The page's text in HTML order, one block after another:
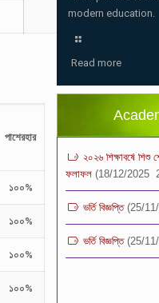
পাশেরহার
১০০%
১০০%
১০০%
১০০%
modern education.
Read more
ভর্তি বিজ্ঞপ্তি (25/
ভর্তি বিজ্ঞপ্তি (25/